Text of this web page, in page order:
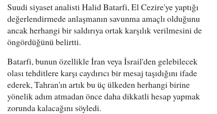
Suudi siyaset analisti Halid Batarfi, El Cezire'ye yaptığı
değerlendirmede anlaşmanın savunma amaçlı olduğunu
ancak herhangi bir saldırıya ortak karşılık verilmesini de
öngördüğünü belirtti.
Batarfi, bunun özellikle İran veya İsrail'den gelebilecek
olası tehditlere karşı caydırıcı bir mesaj taşıdığını ifade
ederek, Tahran'ın artık bu üç ülkeden herhangi birine
yönelik adım atmadan önce daha dikkatli hesap yapmak
zorunda kalacağını söyledi.